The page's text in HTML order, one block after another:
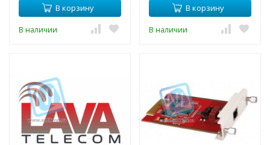
В корзину
В наличии
В корзину
В наличии